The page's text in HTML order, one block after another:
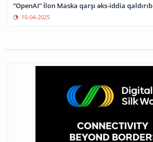
“OpenAI” İlon Maska qarşı əks-iddia qaldırıb
10-04-2025